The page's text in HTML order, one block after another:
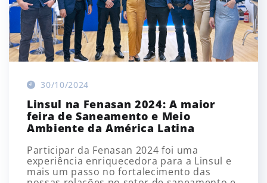
30/10/2024
Linsul na Fenasan 2024: A maior
feira de Saneamento e Meio
Ambiente da América Latina
Participar da Fenasan 2024 foi uma
experiência enriquecedora para a Linsul e
mais um passo no fortalecimento das